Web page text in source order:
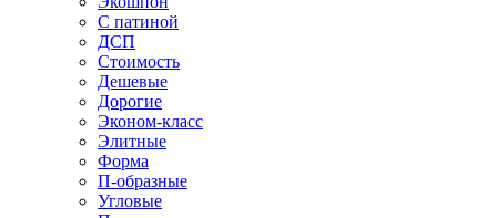
С патиной
ДСП
Стоимость
Дешевые
Дорогие
Эконом-класс
Элитные
Форма
П-образные
Угловые